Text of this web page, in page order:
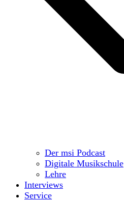
Der msi Podcast
Digitale Musikschule
Lehre
Interviews
Service